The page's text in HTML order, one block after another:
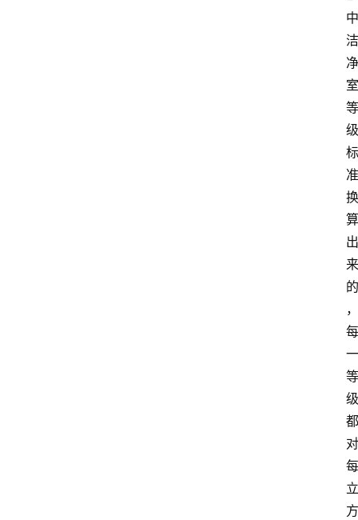
中
洁
净
室
等
级
标
准
换
算
出
来
的
，
每
一
等
级
都
对
每
立
方